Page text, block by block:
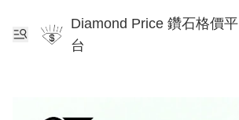
Diamond Price 鑽石格價平
台